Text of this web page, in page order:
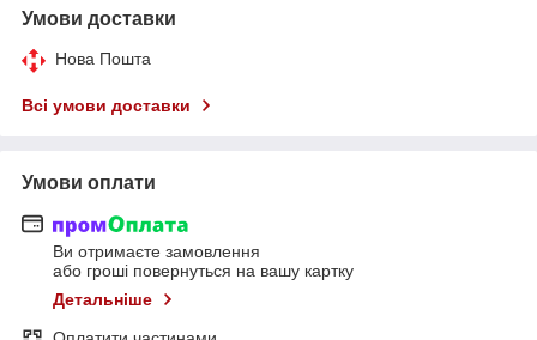
Умови доставки
Нова Пошта
Всі умови доставки
Умови оплати
Ви отримаєте замовлення
або гроші повернуться на вашу картку
Детальніше